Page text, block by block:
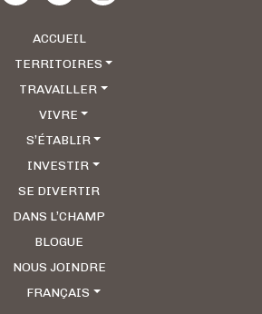
ACCUEIL
TERRITOIRES
TRAVAILLER
VIVRE
S’ÉTABLIR
INVESTIR
SE DIVERTIR
DANS L’CHAMP
BLOGUE
NOUS JOINDRE
FRANÇAIS